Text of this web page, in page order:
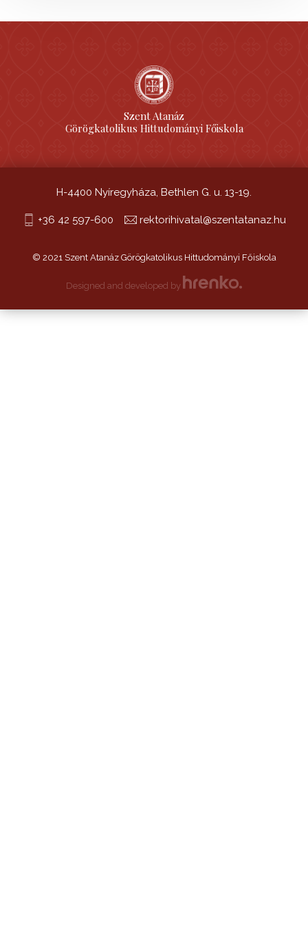
Szent Atanáz
Görögkatolikus Hittudományi Főiskola
H-4400 Nyíregyháza, Bethlen G. u. 13-19.
+36 42 597-600 rektorihivatal@szentatanaz.hu
© 2021 Szent Atanáz Görögkatolikus Hittudományi Főiskola
Designed and developed by